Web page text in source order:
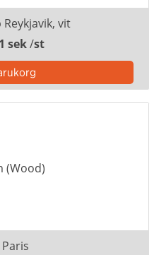
vit
sek/st